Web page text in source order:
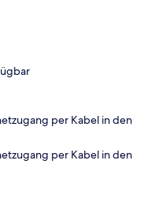
per Kabel in den
per Kabel in den